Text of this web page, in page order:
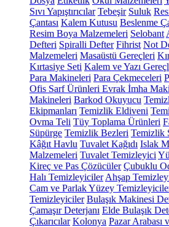
Sıvı Yapıştırıcılar Tebeşir Suluk
Çantası Kalem Kutusu Beslenme
Resim Boya Malzemeleri Selobant
Defteri Spiralli Defter Fihrist Not
Malzemeleri Masaüstü Gereçleri
Kırtasiye Seti Kalem ve Yazı
Para Makineleri Para Çekmeceleri
Ofis Sarf Ürünleri Evrak İmha
Makineleri Barkod Okuyucu
Ekipmanları Temizlik Eldiveni
Ovma Teli Tüy Toplama Ürünleri
Süpürge Temizlik Bezleri Temizlik
Kâğıt Havlu Tuvalet Kağıdı Islak
Malzemeleri Tuvalet Temizleyici
Kireç ve Pas Çözücüler Çubuklu
Halı Temizleyiciler Ahşap
Cam ve Parlak Yüzey
Temizleyiciler Bulaşık Makinesi
Çamaşır Deterjanı Elde Bulaşık
Çıkarıcılar Kolonya Pazar Arabası